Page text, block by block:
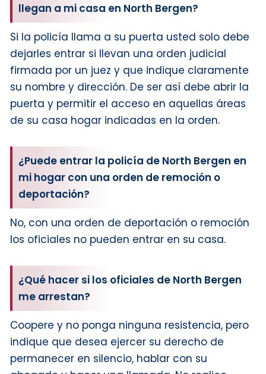
llegan a mi casa en North Bergen?
Si la policía llama a su puerta usted solo debe
dejarles entrar si llevan una orden judicial
firmada por un juez y que indique claramente
su nombre y dirección. De ser así debe abrir la
puerta y permitir el acceso en aquellas áreas
de su casa hogar indicadas en la orden.
¿Puede entrar la policía de North Bergen en
mi hogar con una orden de remoción o
deportación?
No, con una orden de deportación o remoción
los oficiales no pueden entrar en su casa.
¿Qué hacer si los oficiales de North Bergen
me arrestan?
Coopere y no ponga ninguna resistencia, pero
indique que desea ejercer su derecho de
permanecer en silencio, hablar con su